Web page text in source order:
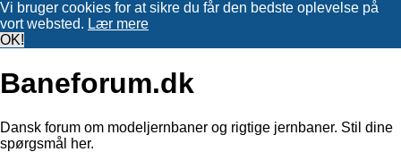
Vi bruger cookies for at sikre du får den bedste oplevelse på
vort websted. Lær mere
OK!
Baneforum.dk
Dansk forum om modeljernbaner og rigtige jernbaner. Stil dine
spørgsmål her.